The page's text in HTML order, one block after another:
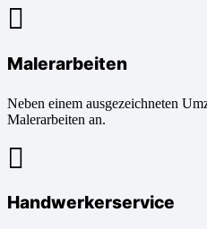
Malerarbeiten
Neben einem ausgezeichneten
Malerarbeiten an.
Handwerkerservice